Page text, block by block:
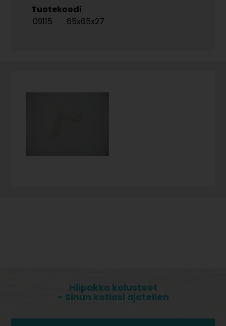
Tuotekoodi
09115
65x65x27
Hiipakka kalusteet
- Sinun kotiasi ajatellen